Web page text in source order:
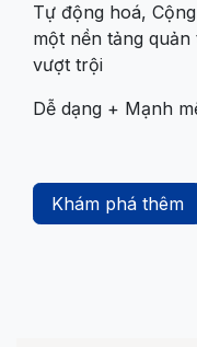
Tự động hoá,
một nền tảng
vượt trội
Dễ dạng + Mạnh
Khám phá thêm